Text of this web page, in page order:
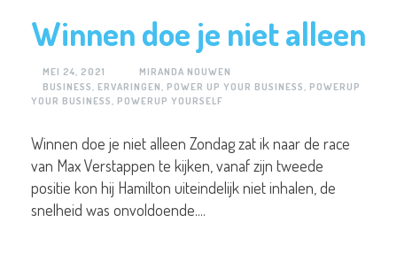
Winnen doe je niet alleen
MEI 24, 2021
MIRANDA NOUWEN
BUSINESS, ERVARINGEN, POWER UP YOUR BUSINESS, POWERUP
YOUR BUSINESS, POWERUP YOURSELF
Winnen doe je niet alleen Zondag zat ik naar de race
van Max Verstappen te kijken, vanaf zijn tweede
positie kon hij Hamilton uiteindelijk niet inhalen, de
snelheid was onvoldoende....